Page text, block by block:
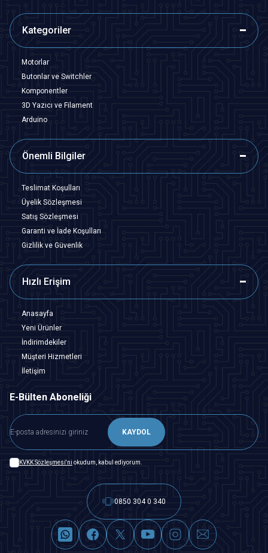
Kategoriler
Motorlar
Butonlar ve Switchler
Komponentler
3D Yazıcı ve Filament
Arduino
Önemli Bilgiler
Teslimat Koşulları
Üyelik Sözleşmesi
Satış Sözleşmesi
Garanti ve İade Koşulları
Gizlilik ve Güvenlik
Hızlı Erişim
Anasayfa
Yeni Ürünler
İndirimdekiler
Müşteri Hizmetleri
İletişim
E-Bülten Aboneliği
KAYDOL
KVKK Sözleşmesi'ni okudum, kabul ediyorum.
0850 304 0 340